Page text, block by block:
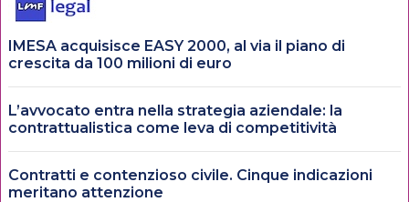
IMESA acquisisce EASY 2000, al via il piano di
crescita da 100 milioni di euro
L’avvocato entra nella strategia aziendale: la
contrattualistica come leva di competitività
Contratti e contenzioso civile. Cinque indicazioni
meritano attenzione